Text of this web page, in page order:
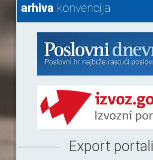
arhivakonvencija
Export portali